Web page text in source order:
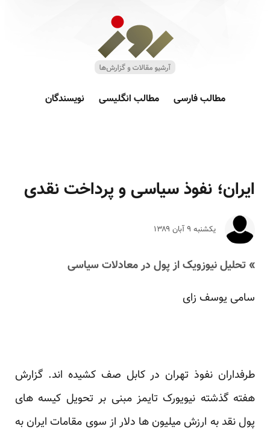
مطالب فارسی مطالب انگلیسی نویسندگان
ایران؛ نفوذ سیاسی و پرداخت نقدی
یکشنبه ۹ آبان ۱۳۸۹
» تحلیل نیوزویک از پول در معادلات سیاسی
سامی یوسف زای
طرفداران نفوذ تهران در کابل صف کشیده اند. گزارش
هفته گذشته نیویورک تایمز مبنی بر تحویل کیسه های
پول نقد به ارزش میلیون ها دلار از سوی مقامات ایران به